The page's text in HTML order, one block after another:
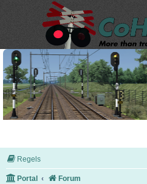
Regels
Portal Forum